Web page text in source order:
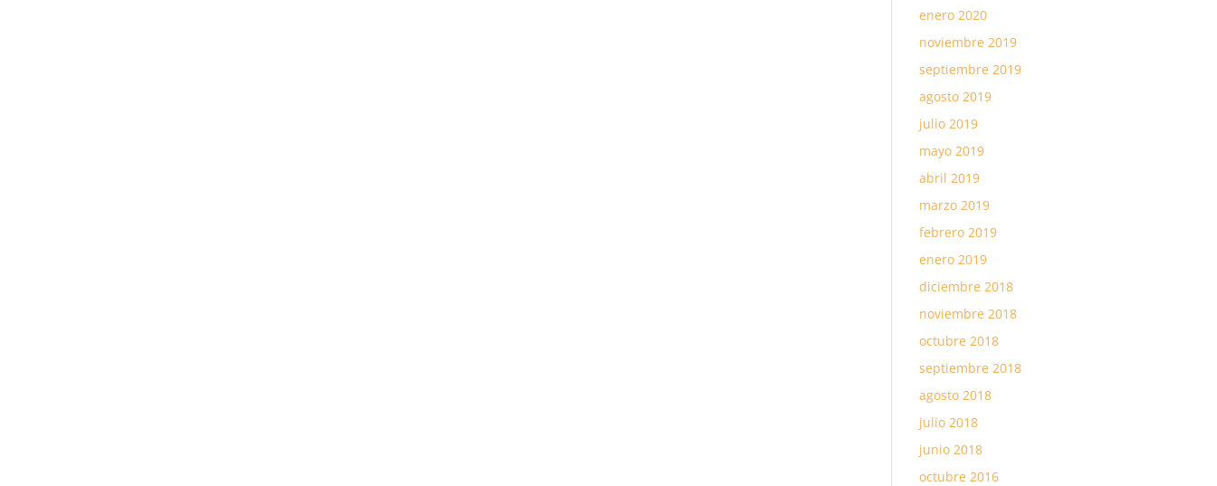
enero 2020
noviembre 2019
septiembre 2019
agosto 2019
julio 2019
mayo 2019
abril 2019
marzo 2019
febrero 2019
enero 2019
diciembre 2018
noviembre 2018
octubre 2018
septiembre 2018
agosto 2018
julio 2018
junio 2018
octubre 2016